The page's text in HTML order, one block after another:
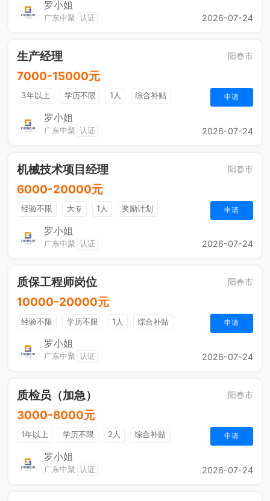
罗小姐
广东中聚 认证 2026-07-24
生产经理 阳春市
7000-15000元
3年以上 学历不限 1人
综合补贴
法定节假日
申请
罗小姐
广东中聚 认证 2026-07-24
机械技术项目经理 阳春市
6000-20000元
经验不限 大专 1人 奖励计划 申请
罗小姐
广东中聚 认证 2026-07-24
质保工程师岗位 阳春市
10000-20000元
经验不限 学历不限 1人
综合补贴
法定节假日
申请
罗小姐
广东中聚 认证 2026-07-24
质检员（加急） 阳春市
3000-8000元
1年以上 学历不限 2人
综合补贴
法定节假日
申请
罗小姐
广东中聚 认证 2026-07-24